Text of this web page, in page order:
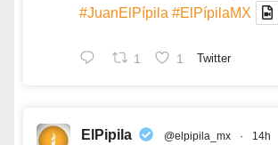
#JuanElPípila #ElPípilaMX
1 1 Twitter
ElPipila @elpipila_mx · 14h